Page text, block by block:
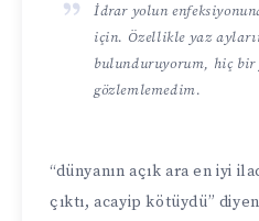
İdrar yolun
için. Özellikle yaz
bulunduruyorum, hiç
gözlemlemedim.
“dünyanın açık ara en iyi
çıktı, acayip kötüydü”